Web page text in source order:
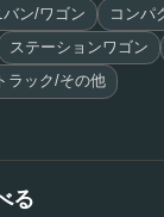
バン/ワゴン コンパ
ステーションワゴン
ラック/その他
る